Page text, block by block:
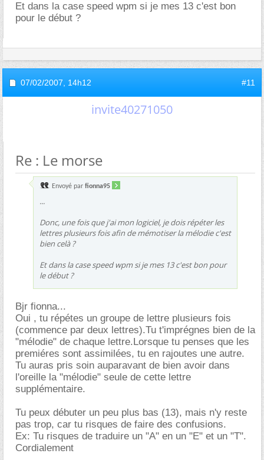
Et dans la case speed wpm si je mes 13 c'est bon
pour le début ?
07/02/2007, 14h12 #11
invite40271050
Re : Le morse
Envoyé par fionna95
...
Donc, une fois que j'ai mon logiciel, je dois répéter les
lettres plusieurs fois afin de mémotiser la mélodie c'est
bien celà ?
Et dans la case speed wpm si je mes 13 c'est bon pour
le début ?
Bjr fionna...
Oui , tu répétes un groupe de lettre plusieurs fois
(commence par deux lettres).Tu t'imprégnes bien de la
"mélodie" de chaque lettre.Lorsque tu penses que les
premiéres sont assimilées, tu en rajoutes une autre.
Tu auras pris soin auparavant de bien avoir dans
l'oreille la "mélodie" seule de cette lettre
supplémentaire.
Tu peux débuter un peu plus bas (13), mais n'y reste
pas trop, car tu risques de faire des confusions.
Ex: Tu risques de traduire un "A" en un "E" et un "T".
Cordialement